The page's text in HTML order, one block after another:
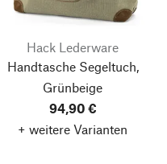
Hack Lederware
Handtasche Segeltuch,
Grünbeige
94,90 €
+ weitere Varianten